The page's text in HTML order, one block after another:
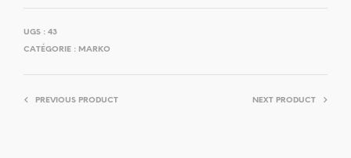
UGS : 43
CATÉGORIE : MARKO
PREVIOUS PRODUCT NEXT PRODUCT